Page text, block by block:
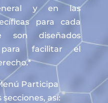
y en las
para cada
diseñados
para facilitar el
Participa
así: